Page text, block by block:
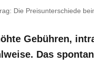
Die Preisunterschiede
Gebühren,
Das